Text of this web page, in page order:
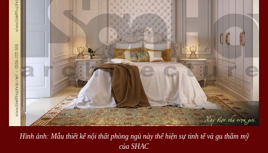
Hình ảnh: Mẫu thiết kế nội thất phòng ngủ này thể hiện sự tinh tế và gu thẩm mỹ
của SHAC